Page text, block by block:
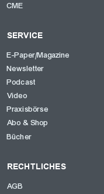
CME
SERVICE
E-Paper/Magazine
Newsletter
Podcast
Video
Praxisbörse
Abo & Shop
Bücher
RECHTLICHES
AGB